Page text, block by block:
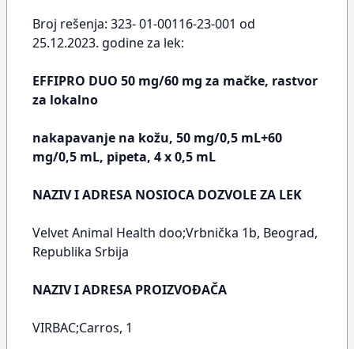
Broj rešenja: 323- 01-00116-23-001 od
25.12.2023. godine za lek:
EFFIPRO DUO 50 mg/60 mg za mačke, rastvor
za lokalno
nakapavanje na kožu, 50 mg/0,5 mL+60
mg/0,5 mL, pipeta, 4 x 0,5 mL
NAZIV I ADRESA NOSIOCA DOZVOLE ZA LEK
Velvet Animal Health doo;Vrbnička 1b, Beograd,
Republika Srbija
NAZIV I ADRESA PROIZVOĐAČA
VIRBAC;Carros, 1